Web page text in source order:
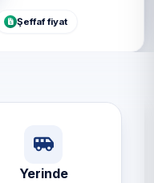
Şeffaf fiyat
Yerinde